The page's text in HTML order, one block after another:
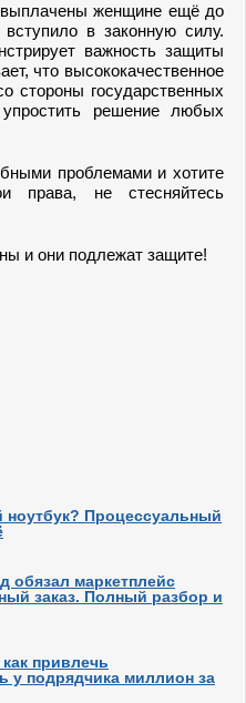
женщине ещё до
в законную силу.
важность защиты
что высококачественное
стороны государственных
упростить решение любых
проблемами и хотите
права, не стесняйтесь
и они подлежат защите!
ноутбук? Процессуальный
обязал маркетплейс
заказ. Полный разбор и
привлечь
у подрядчика миллион за